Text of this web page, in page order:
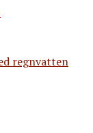
regnvatten